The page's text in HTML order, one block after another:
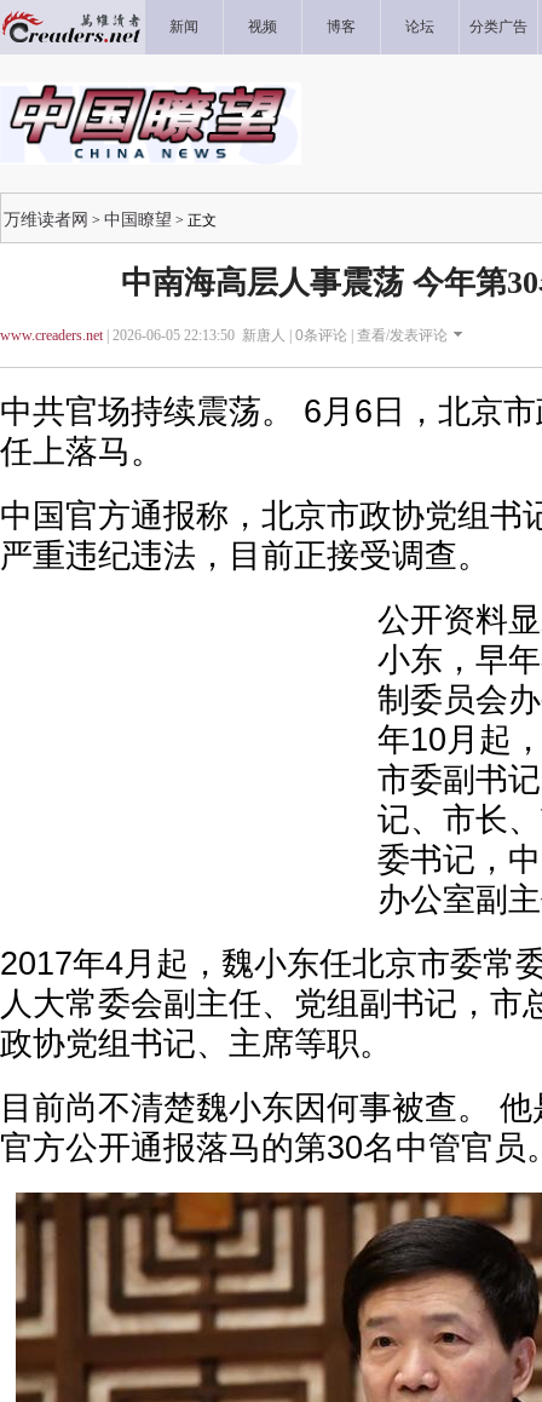
新闻 视频 博客 论坛 分类广告
万维读者网 > 中国瞭望 > 正文
中南海高层人事震荡 今年第
www.creaders.net| 2026-06-05 22:13:50 新唐人 | 0条评论 | 查看/发表评论
中共官场持续震荡。 6月6日，北京
任上落马。
中国官方通报称，北京市政协党组书
严重违纪违法，目前正接受调查。
公开资料
小东，早
制委员会
年10月起
市委副书
记、市长
委书记，
办公室副
2017年4月起，魏小东任北京市委常
人大常委会副主任、党组副书记，市
政协党组书记、主席等职。
目前尚不清楚魏小东因何事被查。
官方公开通报落马的第30名中管官员